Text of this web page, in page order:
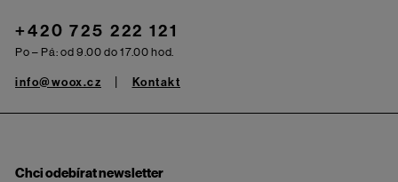
+420 725 222 121
Po – Pá: od 9.00 do 17.00 hod.
info@woox.cz Kontakt
Chci odebírat newsletter